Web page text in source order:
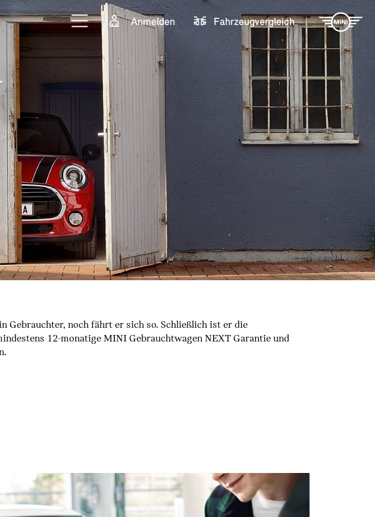
Anmelden
Fahrzeugvergleich
Gebrauchter, noch fährt er sich so. Schließlich ist er die
12-monatige MINI Gebrauchtwagen NEXT Garantie und